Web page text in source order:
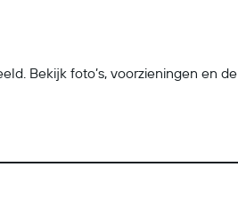
Bekijk foto’s, voorzieningen en de